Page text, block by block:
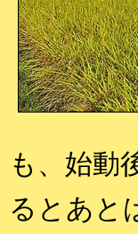
も、始動
るとあと